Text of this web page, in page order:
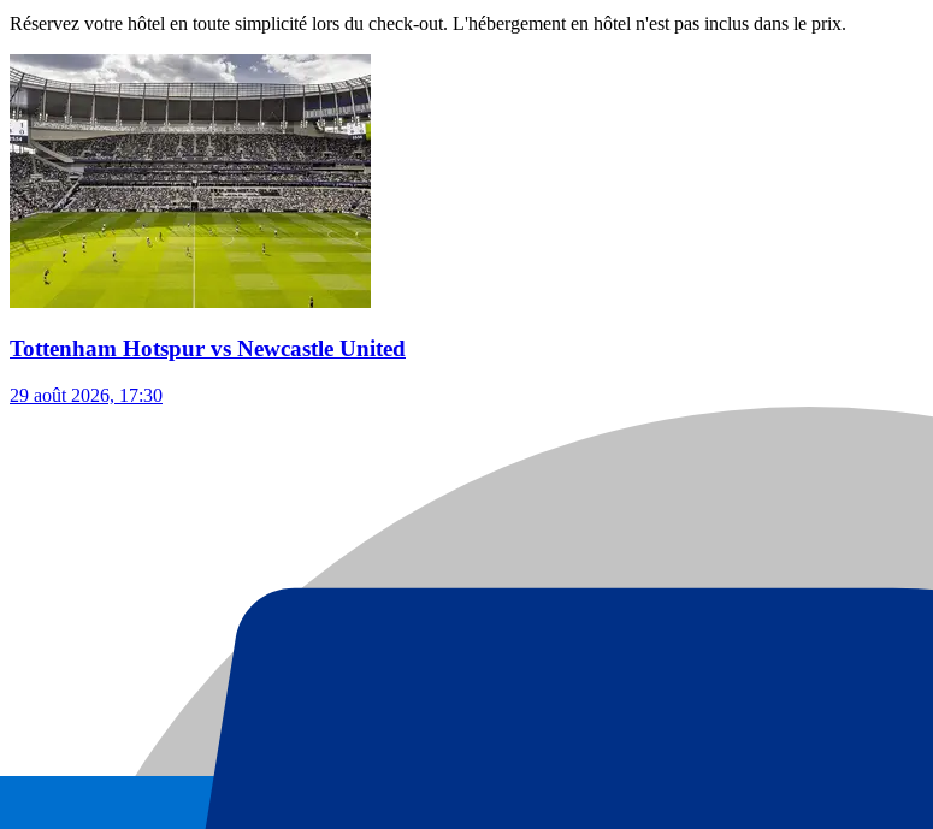
Réservez votre hôtel en toute simplicité lors du check-out. L'hébergement en hôtel n'est pas inclus dans le prix.
Tottenham Hotspur vs Newcastle United
29 août 2026, 17:30